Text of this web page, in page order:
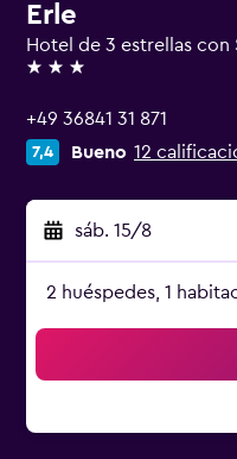
Erle
Hotel de 3 estrellas
3 estrellas
+49 36841 31 871
7,4 Bueno 12
sáb. 15/8
2 huéspedes, 1